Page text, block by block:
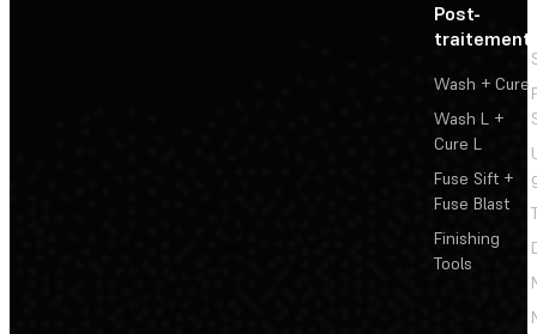
Post-
traitement
Wash + Cure
Wash L +
Cure L
Fuse Sift +
Fuse Blast
Finishing
Tools